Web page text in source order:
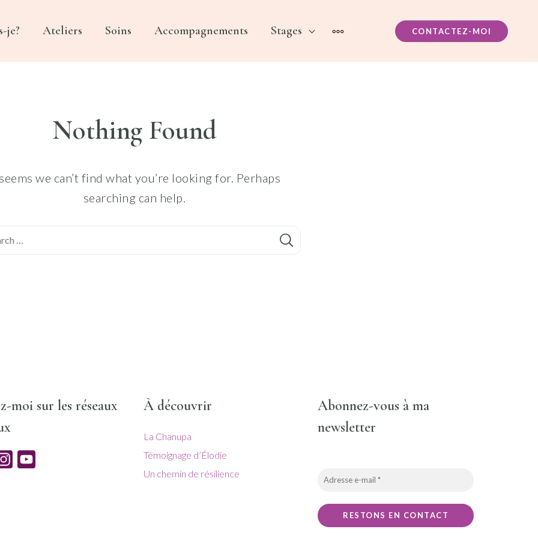
ET CHAMANIQUES
je? Ateliers Soins Accompagnements Stages MORE CONTACTEZ-MOI
Nothing Found
we can’t find what you’re looking for. Perhaps
searching can help.
moi sur les réseaux
Instagram
À découvrir
La Chanupa
Témoignage d’Élodie
Un chemin de résilience
Abonnez-vous à ma
newsletter